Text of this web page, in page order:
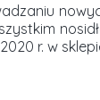
r. w